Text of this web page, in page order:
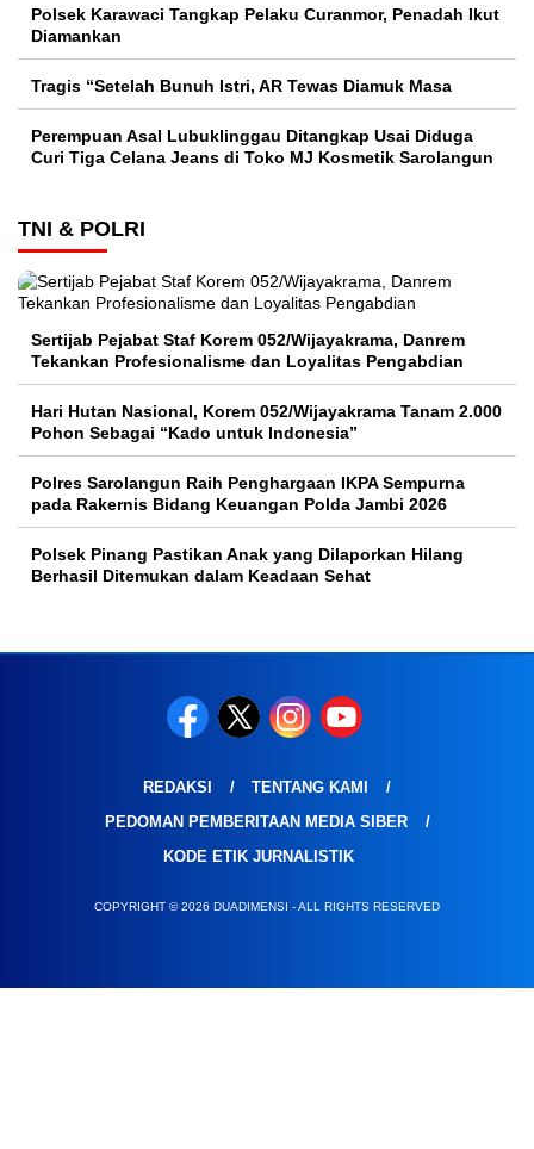
Polsek Karawaci Tangkap Pelaku Curanmor, Penadah Ikut
Diamankan
Tragis “Setelah Bunuh Istri, AR Tewas Diamuk Masa
Perempuan Asal Lubuklinggau Ditangkap Usai Diduga
Curi Tiga Celana Jeans di Toko MJ Kosmetik Sarolangun
TNI & POLRI
Sertijab Pejabat Staf Korem 052/Wijayakrama, Danrem
Tekankan Profesionalisme dan Loyalitas Pengabdian
Hari Hutan Nasional, Korem 052/Wijayakrama Tanam 2.000
Pohon Sebagai “Kado untuk Indonesia”
Polres Sarolangun Raih Penghargaan IKPA Sempurna
pada Rakernis Bidang Keuangan Polda Jambi 2026
Polsek Pinang Pastikan Anak yang Dilaporkan Hilang
Berhasil Ditemukan dalam Keadaan Sehat
REDAKSI
TENTANG KAMI
PEDOMAN PEMBERITAAN MEDIA SIBER
KODE ETIK JURNALISTIK
COPYRIGHT © 2026 DUADIMENSI - ALL RIGHTS RESERVED